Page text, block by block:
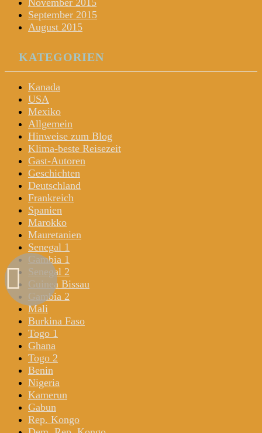
September 2015
August 2015
KATEGORIEN
Kanada
USA
Mexiko
Allgemein
Hinweise zum Blog
Klima-beste Reisezeit
Gast-Autoren
Geschichten
Deutschland
Frankreich
Spanien
Marokko
Mauretanien
Senegal 1
Gambia 1
Senegal 2
Guinea Bissau
Gambia 2
Mali
Burkina Faso
Togo 1
Ghana
Togo 2
Benin
Nigeria
Kamerun
Gabun
Rep. Kongo